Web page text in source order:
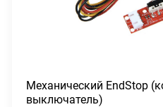
Механический EndStop
выключатель)